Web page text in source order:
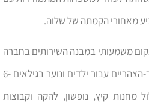
מאחורי הקמתה של שלוה.
משמעותי במבנה השירותים בחברה
הישראלית. המרכז לפעילות אחר-הצהריים עבור ילדים ונוער בגילאים 6-
מחנות קיץ, נופשון, להקה וקבוצות